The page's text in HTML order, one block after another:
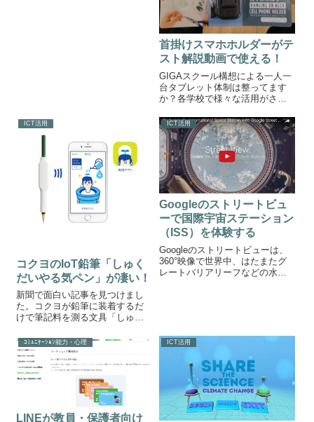
首掛けスマホホルダーがテ
スト解説動画で使える！
GIGAスクール構想による一人一
台タブレット体制は整ってます
か？各学校で様々な活用がされ
なICT機器を活用した授業のメイ
ンコンテンツある動画教材を簡
単に作れるアイテム「首掛けス
マホホルダー」を紹介します。
首掛けス...
ICT活用
コクヨのIoT鉛筆「しゅく
だいやる気ペン」が凄い！
新聞で面白い記事を見つけまし
た。コクヨが鉛筆に装着するだ
けで筆記料を測る文具「しゅく
したと発表したそうです。しゅ
くだいやる気ペンなんでも、鉛
筆で書いた量を加速度センサー
で検知し、連動したスマホアプ
リの植物が育つな...
ICT活用
Googleのストリートビュ
ーで国際宇宙ステーション
（ISS）を体験する
Googleのストリートビューは、
360°映像で世界中、はたまたグ
レートバリアリーフなどの水中
ｺﾐｭﾆｹｰｼｮﾝ能力・心理
LINEが教員・保護者向け
ICT活用